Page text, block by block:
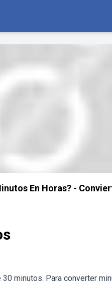
En Horas? -
minutos. Para converter